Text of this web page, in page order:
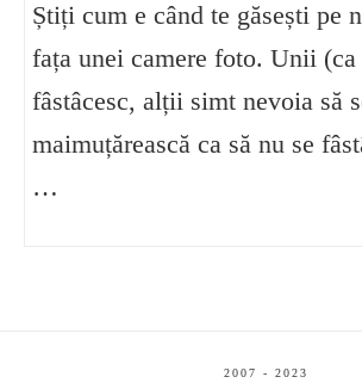
Știți cum e când te găsești pe
fața unei camere foto. Unii (ca
fâstâcesc, alții simt nevoia să
maimuțărească ca să nu se
…
2007 - 2023